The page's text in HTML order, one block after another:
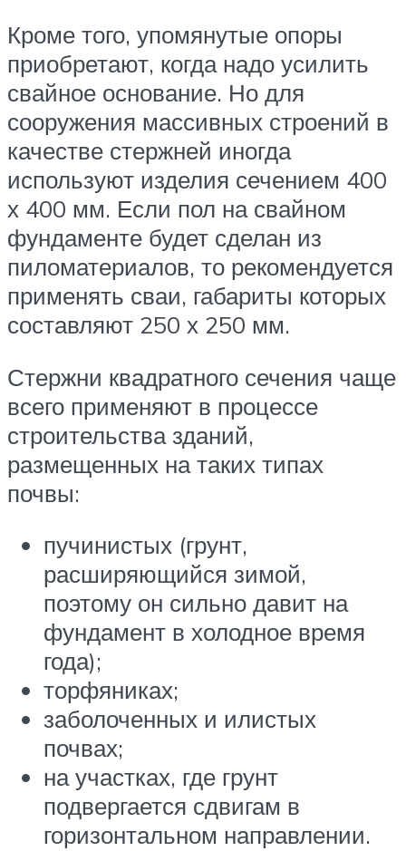
Кроме того, упомянутые опоры
приобретают, когда надо усилить
свайное основание. Но для
сооружения массивных строений в
качестве стержней иногда
используют изделия сечением 400
х 400 мм. Если пол на свайном
фундаменте будет сделан из
пиломатериалов, то рекомендуется
применять сваи, габариты которых
составляют 250 х 250 мм.
Стержни квадратного сечения чаще
всего применяют в процессе
строительства зданий,
размещенных на таких типах
почвы:
пучинистых (грунт,
расширяющийся зимой,
поэтому он сильно давит на
фундамент в холодное время
года);
торфяниках;
заболоченных и илистых
почвах;
на участках, где грунт
подвергается сдвигам в
горизонтальном направлении.